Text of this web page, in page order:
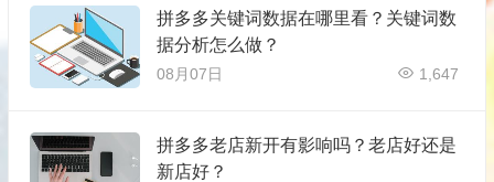
拼多多关键词数据在哪里看？关键词数
据分析怎么做？
08月07日 1,647
拼多多老店新开有影响吗？老店好还是
新店好？